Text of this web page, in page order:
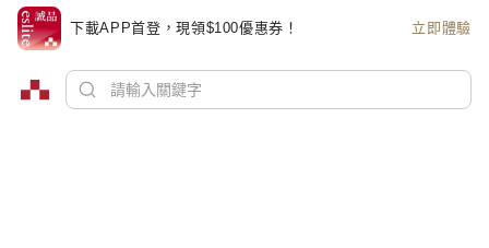
下載APP首登，現領$100優惠券！ 立即體驗